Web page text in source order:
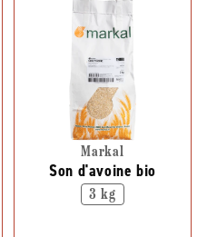
Markal
Son d'avoine bio
3 kg